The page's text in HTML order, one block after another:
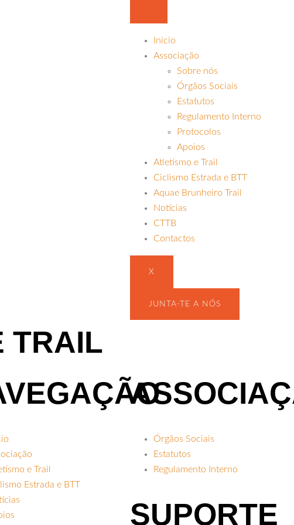
Início
Associação
Sobre nós
Órgãos Sociais
Estatutos
Regulamento Interno
Protocolos
Apoios
Atletismo e Trail
Ciclismo Estrada e BTT
Aquae Brunheiro Trail
Notícias
CTTB
Contactos
X
JUNTA-TE A NÓS
TRAIL
e Trail
Estrada e BTT
Órgãos Sociais
Estatutos
Regulamento Interno
SUPORTE